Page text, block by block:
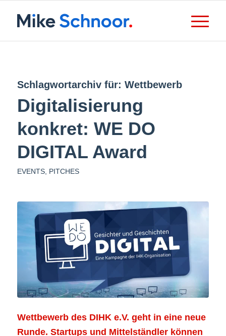
Schlagwortarchiv für: Wettbewerb
Digitalisierung
konkret: WE DO
DIGITAL Award
EVENTS, PITCHES
Wettbewerb des DIHK e.V. geht in eine neue
Runde. Startups und Mittelständler können